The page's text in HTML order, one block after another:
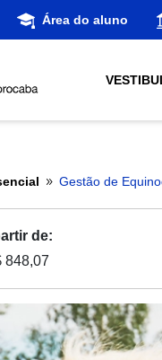
Área do aluno
9 Gestão de
de:
848,07